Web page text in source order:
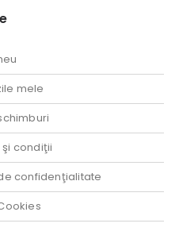
mele
condiţii
confidenţialitate